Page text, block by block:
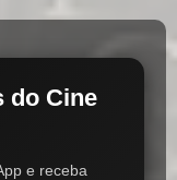
do Cine
e receba